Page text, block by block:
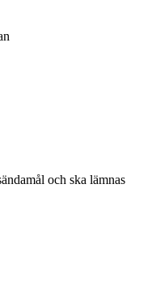
och ska lämnas